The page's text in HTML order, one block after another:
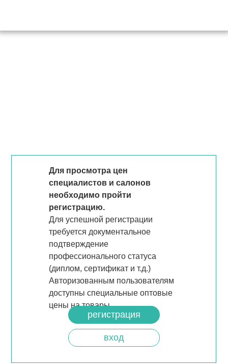
Для просмотра цен
специалистов и салонов
необходимо пройти
регистрацию.
Для успешной регистрации
требуется документальное
подтверждение
профессионального статуса
(диплом, сертификат и т.д.)
Авторизованным пользователям
доступны специальные оптовые
цены на товары.
регистрация
вход